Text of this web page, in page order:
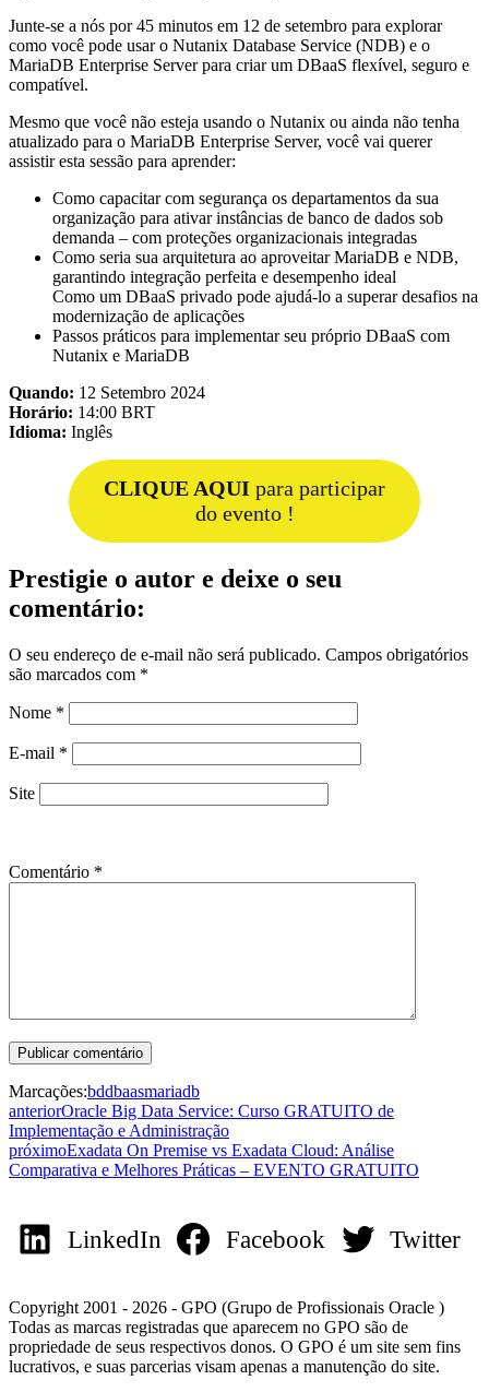
Junte-se a nós por 45 minutos em 12 de setembro para explorar
como você pode usar o Nutanix Database Service (NDB) e o
MariaDB Enterprise Server para criar um DBaaS flexível, seguro e
compatível.
Mesmo que você não esteja usando o Nutanix ou ainda não tenha
atualizado para o MariaDB Enterprise Server, você vai querer
assistir esta sessão para aprender:
Como capacitar com segurança os departamentos da sua
organização para ativar instâncias de banco de dados sob
demanda – com proteções organizacionais integradas
Como seria sua arquitetura ao aproveitar MariaDB e NDB,
garantindo integração perfeita e desempenho ideal
Como um DBaaS privado pode ajudá-lo a superar desafios na
modernização de aplicações
Passos práticos para implementar seu próprio DBaaS com
Nutanix e MariaDB
Quando: 12 Setembro 2024
Horário: 14:00 BRT
Idioma: Inglês
CLIQUE AQUI para participar
do evento !
Prestigie o autor e deixe o seu
comentário:
O seu endereço de e-mail não será publicado. Campos obrigatórios
são marcados com *
Nome *
E-mail *
Site
Comentário *
Marcações:bddbaasmariadb
anteriorOracle Big Data Service: Curso GRATUITO de
Implementação e Administração
próximoExadata On Premise vs Exadata Cloud: Análise
Comparativa e Melhores Práticas – EVENTO GRATUITO
LinkedIn Facebook Twitter
Copyright 2001 - 2026 - GPO (Grupo de Profissionais Oracle )
Todas as marcas registradas que aparecem no GPO são de
propriedade de seus respectivos donos. O GPO é um site sem fins
lucrativos, e suas parcerias visam apenas a manutenção do site.